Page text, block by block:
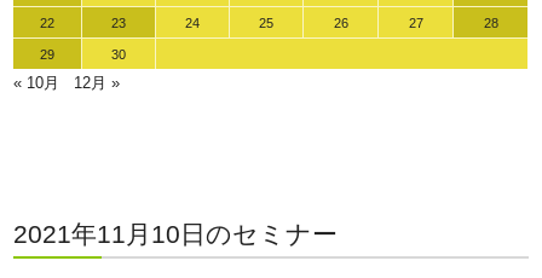
22 23 24 25 26 27 28
29 30
« 10月 12月 »
2021年11月10日のセミナー